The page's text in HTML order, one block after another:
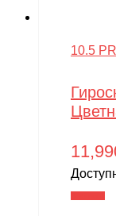
10.5